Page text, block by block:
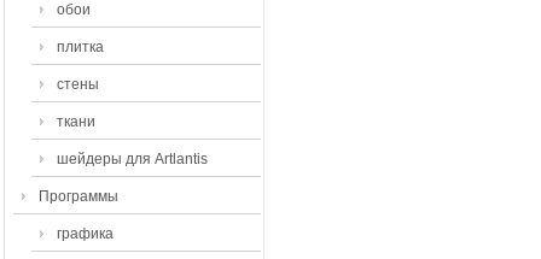
обои
плитка
стены
ткани
шейдеры для Artlantis
Программы
графика